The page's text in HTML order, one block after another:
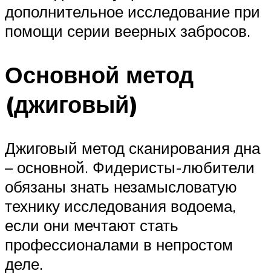
дополнительное исследование при
помощи серии веерных забросов.
Основной метод
(джиговый)
Джиговый метод сканирования дна
– основной. Фидеристы-любители
обязаны знать незамысловатую
технику исследования водоема,
если они мечтают стать
профессионалами в непростом
деле.